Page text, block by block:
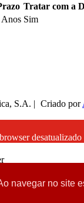
navegar no site
Tratar com a
Anos Sim
S.A. | Criado por
desatualizado